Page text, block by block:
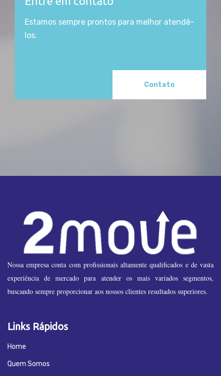
Estamos sempre prontos para melhor atendê-
los.
Contato
Nossa empresa conta com profissionais altamente qualificados e de vasta
experiência de mercado para atender os mais variados segmentos,
buscando sempre proporcionar aos nossos clientes resultados superiores.
Links Rápidos
Home
Quem Somos